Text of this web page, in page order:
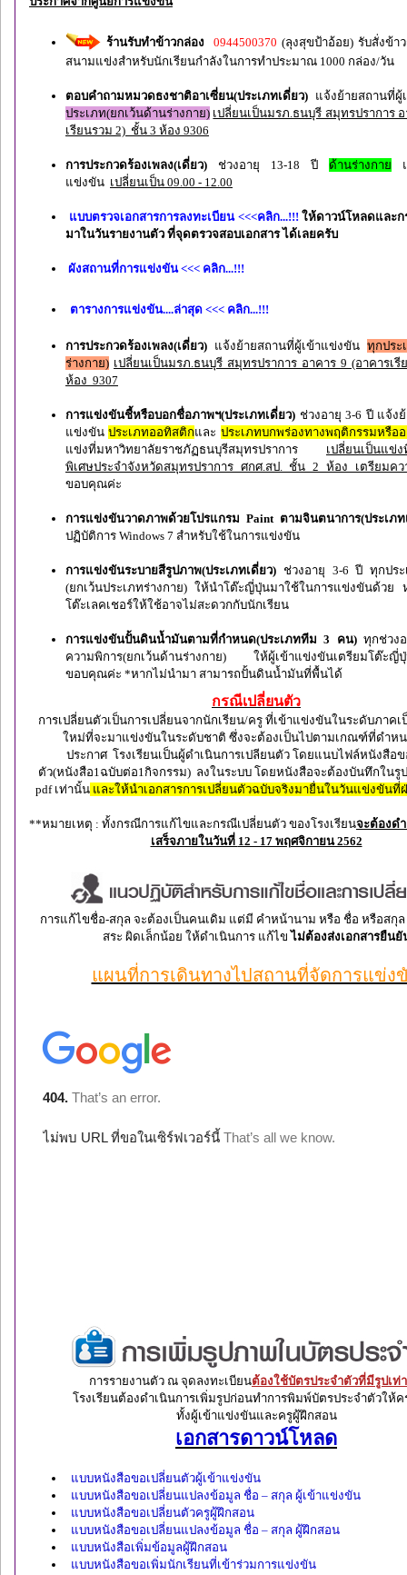
ร้านรับทำข้าวกล่อง 0944500370 (ลุงสุขป้าอ้อย) รับสั่งข้า
สนามแข่งสำหรับนักเรียนกำลังในการทำประมาณ 1000 กล่อง/วัน
ตอบคำถามหมวดธงชาติอาเซี่ยน(ประเภทเดี่ยว) แจ้งย้ายสถานที่
ประเภท(ยกเว้นด้านร่างกาย) เปลี่ยนเป็นมรภ.ธนบุรี สมุทรปราการ
เรียนรวม 2) ชั้น 3 ห้อง 9306
การประกวดร้องเพลง(เดี่ยว) ช่วงอายุ 13-18 ปี ด้านร่างกาย
แข่งขัน เปลี่ยนเป็น 09.00 - 12.00
แบบตรวจเอกสารการลงทะเบียน <<<คลิก...!!! ให้ดาวน์โหลดและ
มาในวันรายงานตัว ที่จุดตรวจสอบเอกสาร ได้เลยครับ
ผังสถานที่การแข่งขัน <<< คลิก...!!!
ตารางการแข่งขัน....ล่าสุด <<< คลิก...!!!
การประกวดร้องเพลง(เดี่ยว) แจ้งย้ายสถานที่ผู้เข้าแข่งขัน ทุกประ
ร่างกาย) เปลี่ยนเป็นมรภ.ธนบุรี สมุทรปราการ อาคาร 9 (อาคารเ
ห้อง 9307
การแข่งขันชี้หรือบอกชื่อภาพฯ(ประเภทเดี่ยว) ช่วงอายุ 3-6 ปี แจ้ง
แข่งขันประเภทออทิสติกและ ประเภทบกพร่องทางพฤติกรรมหรือ
แข่งที่มหาวิทยาลัยราชภัฏธนบุรีสมุทรปราการ เปลี่ยนเป็นแข่
พิเศษประจำจังหวัดสมุทรปราการ ศกศ.สป. ชั้น 2 ห้อง เตรียมค
ขอบคุณค่ะ
การแข่งขันวาดภาพด้วยโปรแกรม Paint ตามจินตนาการ(ประเภ
ปฏิบัติการ Windows 7 สำหรับใช้ในการแข่งขัน
การแข่งขันระบายสีรูปภาพ(ประเภทเดี่ยว) ช่วงอายุ 3-6 ปี ทุกประ
(ยกเว้นประเภทร่างกาย) ให้นำโต๊ะญี่ปุ่นมาใช้ในการแข่งขันด้วย
โต๊ะเลคเชอร์ให้ใช้อาจไม่สะดวกกับนักเรียน
การแข่งขันปั้นดินน้ำมันตามที่กำหนด(ประเภททีม 3 คน)ทุกช่วงอ
ความพิการ(ยกเว้นด้านร่างกาย) ให้ผู้เข้าแข่งขันเตรียมโต๊ะญี่ปุ่
ขอบคุณค่ะ *หากไม่นำมา สามารถปั้นดินน้ำมันที่พื้นได้
กรณีเปลี่ยนตัว
การเปลี่ยนตัวเป็นการเปลี่ยนจากนักเรียน/ครู ที่เข้าแข่งขันในระดับภาค
ใหม่ที่จะมาแข่งขันในระดับชาติ ซึ่งจะต้องเป็นไปตามเกณฑ์ที่ดำห
ประกาศ โรงเรียนเป็นผู้ดำเนินการเปลียนตัว โดยแนบไฟล์หนังสือ
ตัว(หนังสือ1ฉบับต่อ1กิจกรรม) ลงในระบบ โดยหนังสือจะต้องบันทึกในรู
pdf เท่านั้น และให้นำเอกสารการเปลี่ยนตัวฉบับจริงมายื่นในวันแข่งขันที่
**หมายเหตุ : ทั้งกรณีการแก้ไขและกรณีเปลี่ยนตัว ของโรงเรียนจะต้องด
เสร็จภายในวันที่ 12 - 17 พฤศจิกายน 2562
การแก้ไขชื่อ-สกุล จะต้องเป็นคนเดิม แต่มี คำหน้านาม หรือ ชื่อ หรือสกุ
สระ ผิดเล็กน้อย ให้ดำเนินการ แก้ไข ไม่ต้องส่งเอกสารยืนยั
แผนที่การเดินทางไปสถานที่จัดการแข่ง
การรายงานตัว ณ จุดลงทะเบียนต้องใช้บัตรประจำตัวที่มีรูปเท่
โรงเรียนต้องดำเนินการเพิ่มรูปก่อนทำการพิมพ์บัตรประจำตัวให้
ทั้งผู้เข้าแข่งขันและครูผู้ฝึกสอน
เอกสารดาวน์โหลด
แบบหนังสือขอเปลี่ยนตัวผู้เข้าแข่งขัน
แบบหนังสือขอเปลี่ยนแปลงข้อมูล ชื่อ – สกุล ผู้เข้าแข่งขัน
แบบหนังสือขอเปลี่ยนตัวครูผู้ฝึกสอน
แบบหนังสือขอเปลี่ยนแปลงข้อมูล ชื่อ – สกุล ผู้ฝึกสอน
แบบหนังสือเพิ่มข้อมูลผู้ฝึกสอน
แบบหนังสือขอเพิ่มนักเรียนที่เข้าร่วมการแข่งขัน